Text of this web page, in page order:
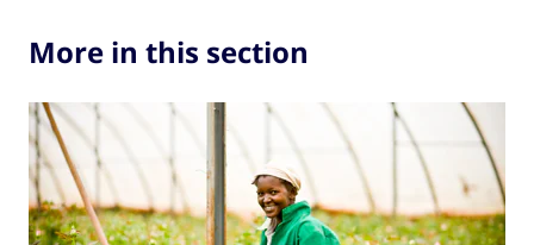
More in this section